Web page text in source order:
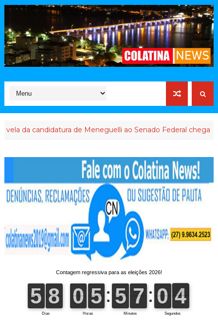
candidatura de Meneguelli ao Senado Federal chega ao final